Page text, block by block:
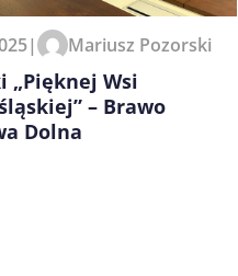
| Mariusz Pozorski
„Pięknej Wsi
– Brawo
Dolna